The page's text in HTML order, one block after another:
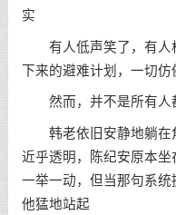
实
有人低声笑了，有人
下来的避难计划，一切仿
然而，并不是所有人
韩老依旧安静地躺在
近乎透明，陈纪安原本
一举一动，但当那句系统
他猛地站起